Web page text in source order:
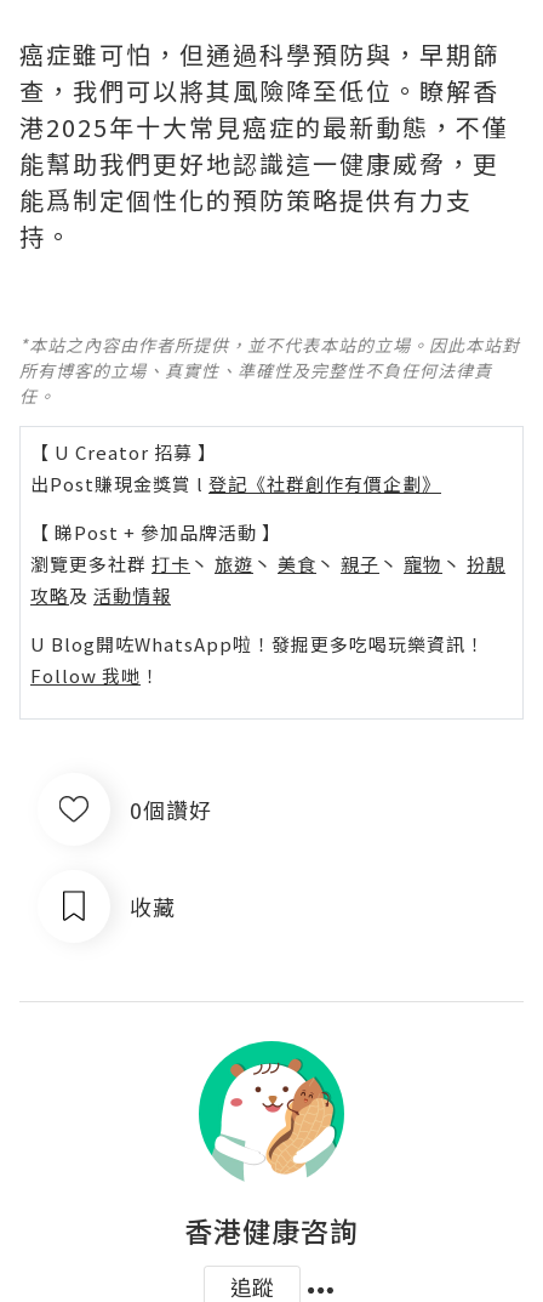
癌症雖可怕，但通過科學預防與，早期篩
查，我們可以將其風險降至低位。瞭解香
港2025年十大常見癌症的最新動態，不僅
能幫助我們更好地認識這一健康威脅，更
能爲制定個性化的預防策略提供有力支
持。
*本站之內容由作者所提供，並不代表本站的立場。因此本站對
所有博客的立場、真實性、準確性及完整性不負任何法律責
任。
【 U Creator 招募 】
出Post賺現金獎賞 l 登記《社群創作有價企劃》
【 睇Post + 參加品牌活動 】
瀏覽更多社群 打卡 丶 旅遊 丶 美食 丶 親子 丶 寵物 丶 扮靚
攻略及 活動情報
U Blog開咗WhatsApp啦！發掘更多吃喝玩樂資訊！
Follow 我哋 ！
0個讚好
收藏
香港健康咨詢
追蹤